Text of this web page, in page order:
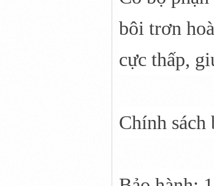
bôi trơn
cực thấp,
Chính sách